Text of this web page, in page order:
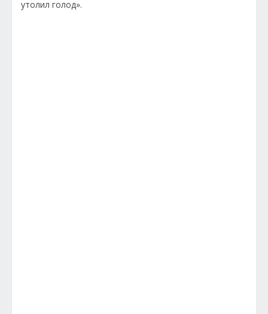
утолил голод».